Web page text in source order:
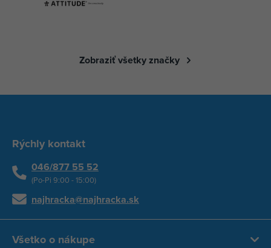
Zobraziť všetky značky
Rýchly kontakt
046/877 55 52
(Po-Pi 9:00 - 15:00)
najhracka@najhracka.sk
Všetko o nákupe